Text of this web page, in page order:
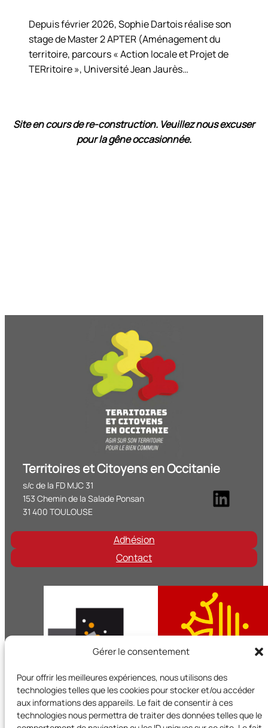
Gérer le consentement
Pour offrir les meilleures expériences, nous utilisons des
technologies telles que les cookies pour stocker et/ou accéder
aux informations des appareils. Le fait de consentir à ces
technologies nous permettra de traiter des données telles que le
Depuis février 2026, Sophie Dartois réalise son
stage de Master 2 APTER (Aménagement du
territoire, parcours « Action locale et Projet de
TERritoire », Université Jean Jaurès…
Site en cours de re-construction. Veuillez nous excuser
pour la gêne occasionnée.
Territoires et Citoyens en Occitanie
s/c de la FD MJC 31
153 Chemin de la Salade Ponsan
31 400 TOULOUSE
Adhésion
Contact
Territoires et Citoyens en Occitanie est un réseau régional